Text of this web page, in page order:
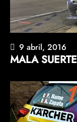
9 abril, 2016
MALA